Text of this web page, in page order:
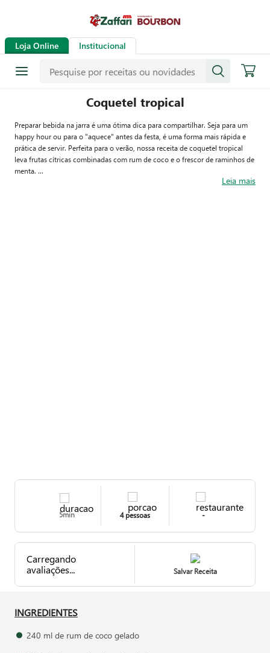
Loja Online Institucional
Coquetel tropical
Preparar bebida na jarra é uma ótima dica para compartilhar. Seja para um
happy hour ou para o "aquece" antes da festa, é uma forma mais rápida e
prática de servir. Perfeita para o verão, nossa receita de coquetel tropical
leva frutas cítricas combinadas com rum de coco e o frescor de raminhos de
menta.
Leia mais
5min 4 pessoas -
Carregando
avaliações...
Salvar Receita
INGREDIENTES
240 ml de rum de coco gelado